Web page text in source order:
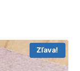
Zľava!